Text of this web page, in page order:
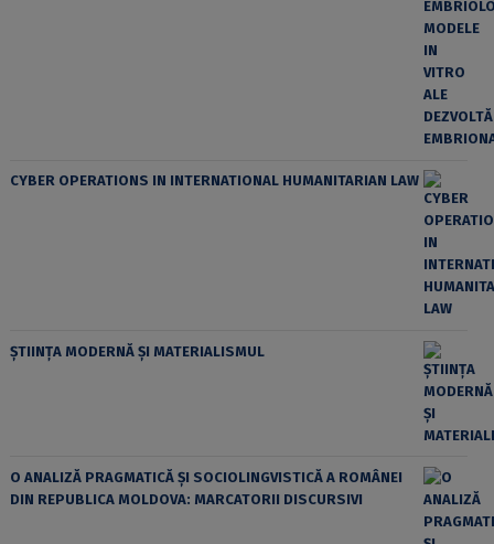
CYBER OPERATIONS IN INTERNATIONAL HUMANITARIAN LAW
ȘTIINȚA MODERNĂ ȘI MATERIALISMUL
O ANALIZĂ PRAGMATICĂ ȘI SOCIOLINGVISTICĂ A ROMÂNEI
DIN REPUBLICA MOLDOVA: MARCATORII DISCURSIVI